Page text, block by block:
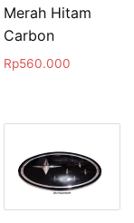
Merah Hitam
Carbon
Rp560.000